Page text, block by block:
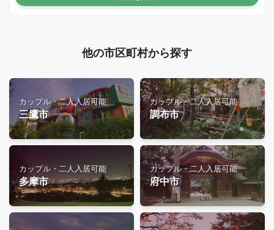
他の市区町村から探す
カップル・二人入居可能
三鷹市
カップル・二人入居可能
調布市
カップル・二人入居可能
多摩市
カップル・二人入居可能
府中市